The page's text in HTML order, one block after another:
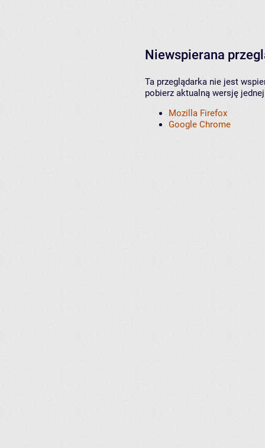
Niewspierana
Ta przeglądarka nie jest
pobierz aktualną wersję
Mozilla Firefox
Google Chrome